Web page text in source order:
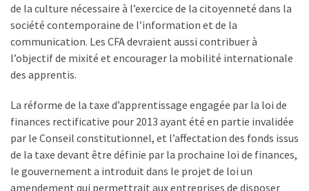
de la culture nécessaire à l’exercice de la citoyenneté dans la
société contemporaine de l’information et de la
communication. Les CFA devraient aussi contribuer à
l’objectif de mixité et encourager la mobilité internationale
des apprentis.
La réforme de la taxe d’apprentissage engagée par la loi de
finances rectificative pour 2013 ayant été en partie invalidée
par le Conseil constitutionnel, et l’affectation des fonds issus
de la taxe devant être définie par la prochaine loi de finances,
le gouvernement a introduit dans le projet de loi un
amendement qui permettrait aux entreprises de disposer